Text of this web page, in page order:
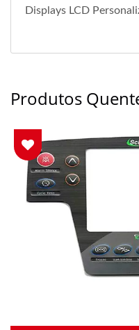
Displays LCD
Produtos